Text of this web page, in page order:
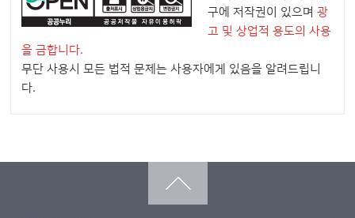
구에 저작권이 있으며 광
고 및 상업적 용도의 사용
을 금합니다.
무단 사용시 모든 법적 문제는 사용자에게 있음을 알려드립니
다.